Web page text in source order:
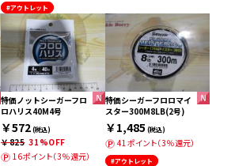
#アウトレット
特価ノットシーガーフロ
ロハリス40M4号
￥572(税込)
￥825 31%OFF
16ポイント（3％還元）
特価シーガーフロロマイ
スター300M8LB(2号)
￥1,485 (税込)
41ポイント（3％還元）
#アウトレット